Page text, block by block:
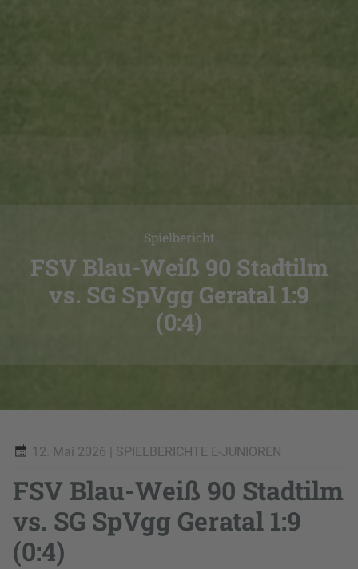
Spielbericht
FSV Blau-Weiß 90 Stadtilm
vs. SG SpVgg Geratal 1:9
(0:4)
12. Mai 2026 | SPIELBERICHTE E-JUNIOREN
FSV Blau-Weiß 90 Stadtilm
vs. SG SpVgg Geratal 1:9
(0:4)